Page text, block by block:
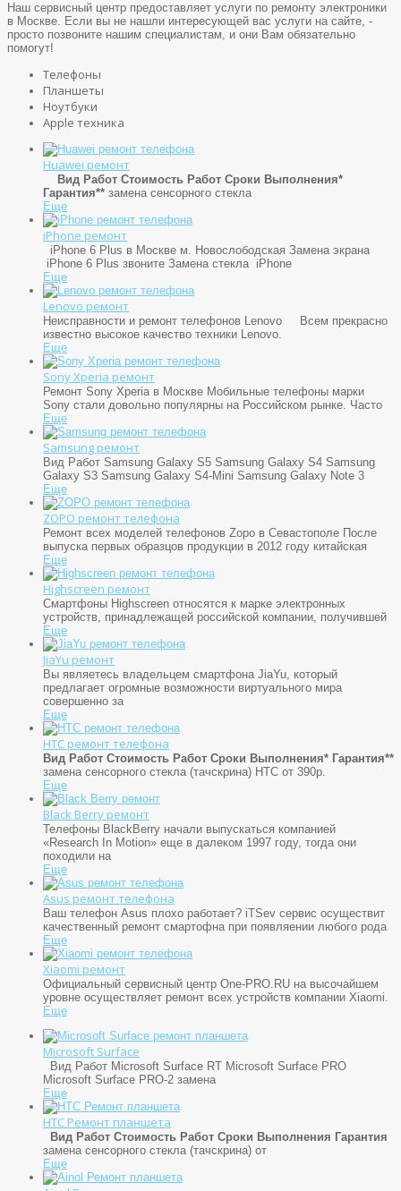
Наш сервисный центр предоставляет услуги по ремонту электроники
в Москве. Если вы не нашли интересующей вас услуги на сайте, -
просто позвоните нашим специалистам, и они Вам обязательно
помогут!
Телефоны
Планшеты
Ноутбуки
Apple техника
Huawei ремонт
Вид Работ Стоимость Работ Сроки Выполнения*
Гарантия** замена сенсорного стекла
Еще
iPhone ремонт
iPhone 6 Plus в Москве м. Новослободская Замена экрана
iPhone 6 Plus звоните Замена стекла iPhone
Еще
Lenovo ремонт
Неисправности и ремонт телефонов Lenovo Всем прекрасно
известно высокое качество техники Lenovo.
Еще
Sony Xperia ремонт
Ремонт Sony Xperia в Москве Мобильные телефоны марки
Sony стали довольно популярны на Российском рынке. Часто
Еще
Samsung ремонт
Вид Работ Samsung Galaxy S5 Samsung Galaxy S4 Samsung
Galaxy S3 Samsung Galaxy S4-Mini Samsung Galaxy Note 3
Еще
ZOPO ремонт телефона
Ремонт всех моделей телефонов Zopo в Севастополе После
выпуска первых образцов продукции в 2012 году китайская
Еще
Highscreen ремонт
Смартфоны Highscreen относятся к марке электронных
устройств, принадлежащей российской компании, получившей
Еще
JiaYu ремонт
Вы являетесь владельцем смартфона JiaYu, который
предлагает огромные возможности виртуального мира
совершенно за
Еще
HTC ремонт телефона
Вид Работ Стоимость Работ Сроки Выполнения* Гарантия**
замена сенсорного стекла (тачскрина) HTC от 390р.
Еще
Black Berry ремонт
Телефоны BlackBerry начали выпускаться компанией
«Research In Motion» еще в далеком 1997 году, тогда они
походили на
Еще
Asus ремонт телефона
Ваш телефон Asus плохо работает? iTSev сервис осуществит
качественный ремонт смартофна при появляении любого рода
Еще
Xiaomi ремонт
Официальный сервисный центр One-PRO.RU на высочайшем
уровне осуществляет ремонт всех устройств компании Xiaomi.
Еще
Microsoft Surface
Вид Работ Microsoft Surface RT Microsoft Surface PRO
Microsoft Surface PRO-2 замена
Еще
HTC Ремонт планшета
Вид Работ Стоимость Работ Сроки Выполнения Гарантия
замена сенсорного стекла (тачскрина) от
Еще